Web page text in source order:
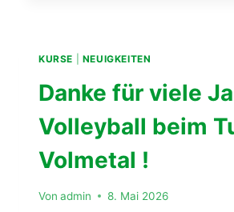
KURSE NEUIGKEITEN
Danke für viele
Volleyball beim
Volmetal !
Von admin 8. Mai 2026